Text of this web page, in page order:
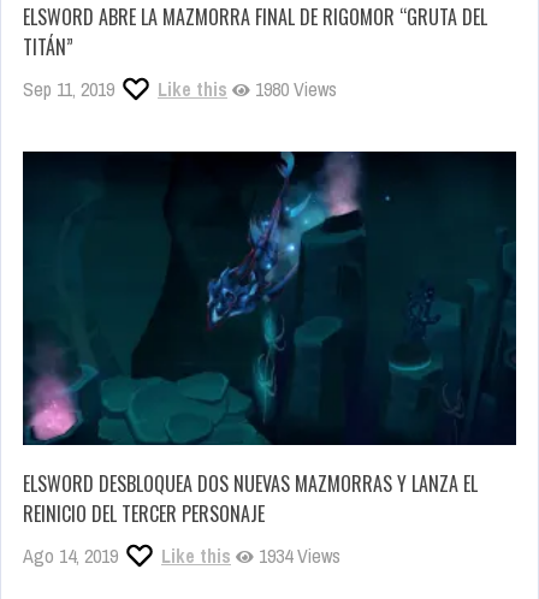
ELSWORD ABRE LA MAZMORRA FINAL DE RIGOMOR “GRUTA DEL
TITÁN”
Sep 11, 2019 Like this 1980 Views
ELSWORD DESBLOQUEA DOS NUEVAS MAZMORRAS Y LANZA EL
REINICIO DEL TERCER PERSONAJE
Ago 14, 2019 Like this 1934 Views